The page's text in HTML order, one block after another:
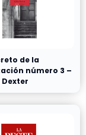
de la
número 3 –